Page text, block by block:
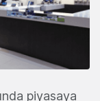
piyasaya